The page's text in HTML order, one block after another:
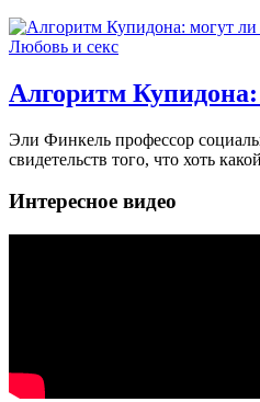
Любовь и секс
Алгоритм
Эли Финкель профессор
свидетельств того, что хоть
Интересное видео